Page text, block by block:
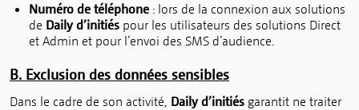
Numéro de téléphone : lors de la connexion aux solutions
de Daily d’initiés pour les utilisateurs des solutions Direct
et Admin et pour l’envoi des SMS d’audience.
B. Exclusion des données sensibles
Dans le cadre de son activité, Daily d’initiés garantit ne traiter